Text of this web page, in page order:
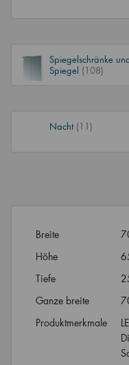
Spiegelschränke
Spiegel (108)
Nacht (11)
Breite
Höhe
Tiefe
Ganze breite
Produktmerkmale